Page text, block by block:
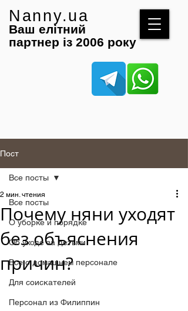
Nanny.ua
Ваш елітний
партнер із 2006 року
Пост
Все посты
О уборке и порядке
Об уходе за детьми
Все о домашнем персонале
Для соискателей
Персонал из Филиппин
Все посты
Почему няни уходят
без объяснения
причин?
2 мин. чтения